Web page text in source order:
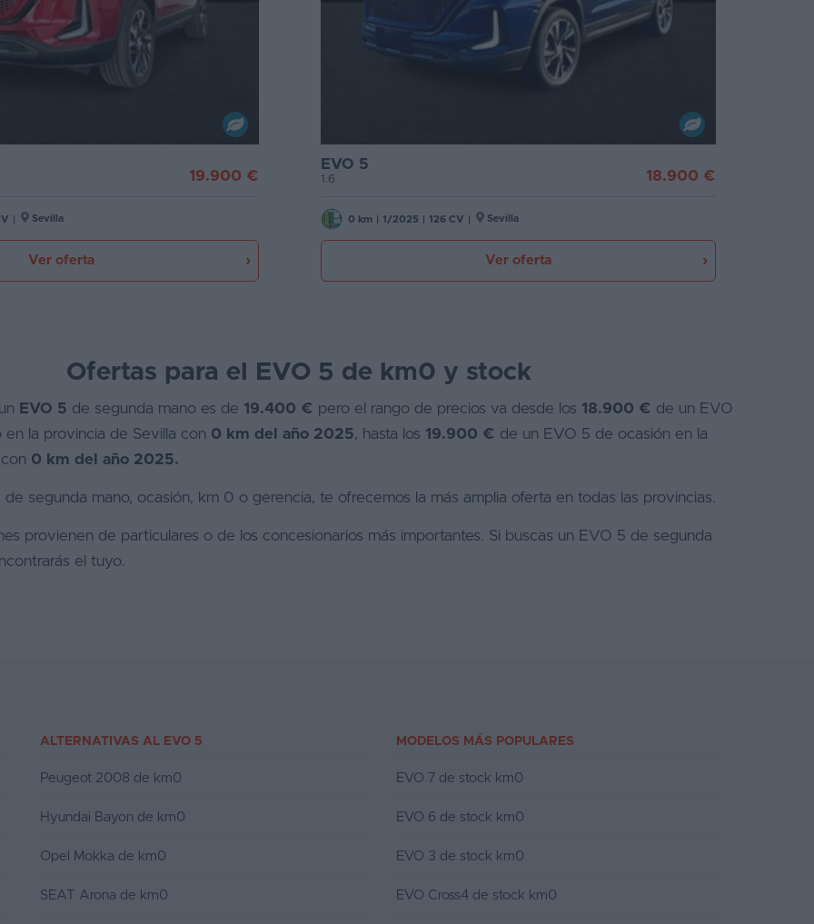
19.900 €
Sevilla
Ver oferta
EVO 5
1.6 18.900 €
0 km 1/2025 126 CV Sevilla
Ver oferta
Ofertas para el EVO 5 de km0 y stock
EVO 5 de segunda mano es de 19.400 € pero el rango de precios va desde los 18.900 € de un EVO
la provincia de Sevilla con 0 km del año 2025, hasta los 19.900 € de un EVO 5 de ocasión en la
0 km del año 2025.
de segunda mano, ocasión, km 0 o gerencia, te ofrecemos la más amplia oferta en todas las provincias.
provienen de particulares o de los concesionarios más importantes. Si buscas un EVO 5 de segunda
el tuyo.
ALTERNATIVAS AL EVO 5
Peugeot 2008 de km0
Hyundai Bayon de km0
Opel Mokka de km0
SEAT Arona de km0
MODELOS MÁS POPULARES
EVO 7 de stock km0
EVO 6 de stock km0
EVO 3 de stock km0
EVO Cross4 de stock km0